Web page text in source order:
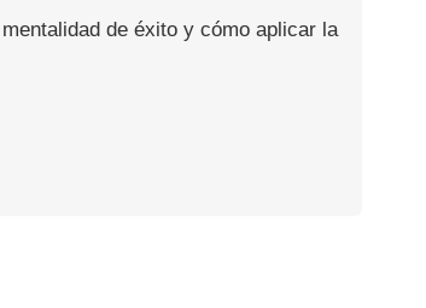
de éxito y cómo aplicar la